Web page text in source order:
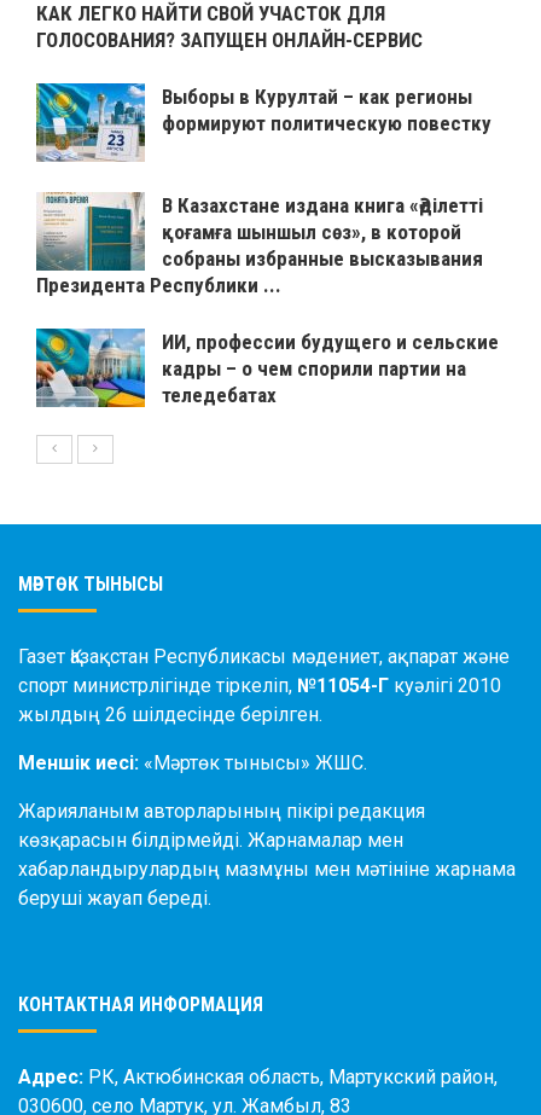
КАК ЛЕГКО НАЙТИ СВОЙ УЧАСТОК ДЛЯ
ГОЛОСОВАНИЯ? ЗАПУЩЕН ОНЛАЙН-СЕРВИС
Выборы в Курултай – как регионы
формируют политическую повестку
В Казахстане издана книга «Әділетті
қоғамға шыншыл сөз», в которой
собраны избранные высказывания
Президента Республики ...
ИИ, профессии будущего и сельские
кадры – о чем спорили партии на
теледебатах
МӘРТӨК ТЫНЫСЫ
Газет Қазақстан Республикасы мәдениет, ақпарат және
спорт министрлігінде тіркеліп, №11054-Г куәлігі 2010
жылдың 26 шілдесінде берілген.
Меншік иесі: «Мәртөк тынысы» ЖШС.
Жарияланым авторларының пікірі редакция
көзқарасын білдірмейді. Жарнамалар мен
хабарландырулардың мазмұны мен мәтініне жарнама
беруші жауап береді.
КОНТАКТНАЯ ИНФОРМАЦИЯ
Адрес: РК, Актюбинская область, Мартукский район,
030600, село Мартук, ул. Жамбыл, 83